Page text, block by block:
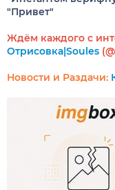
"Привет"
Ждём каждого с
Отрисовка|Soules
Новости и Раздачи: